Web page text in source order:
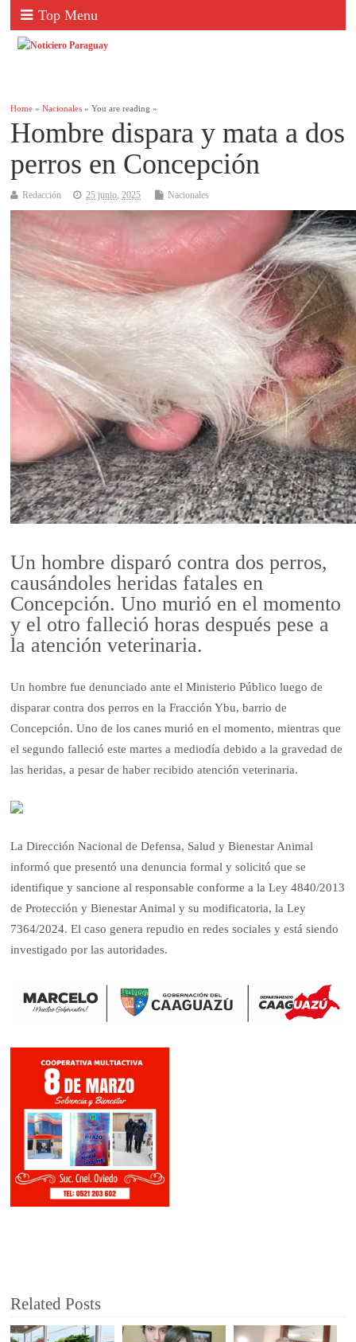
Top Menu
Home »Nacionales » You are reading »
Hombre dispara y mata a dos
perros en Concepción
Redacción 25 junio, 2025 Nacionales
Un hombre disparó contra dos perros,
causándoles heridas fatales en
Concepción. Uno murió en el momento
y el otro falleció horas después pese a
la atención veterinaria.
Un hombre fue denunciado ante el Ministerio Público luego de
disparar contra dos perros en la Fracción Ybu, barrio de
Concepción. Uno de los canes murió en el momento, mientras que
el segundo falleció este martes a mediodía debido a la gravedad de
las heridas, a pesar de haber recibido atención veterinaria.
La Dirección Nacional de Defensa, Salud y Bienestar Animal
informó que presentó una denuncia formal y solicitó que se
identifique y sancione al responsable conforme a la Ley 4840/2013
de Protección y Bienestar Animal y su modificatoria, la Ley
7364/2024. El caso genera repudio en redes sociales y está siendo
investigado por las autoridades.
Related Posts